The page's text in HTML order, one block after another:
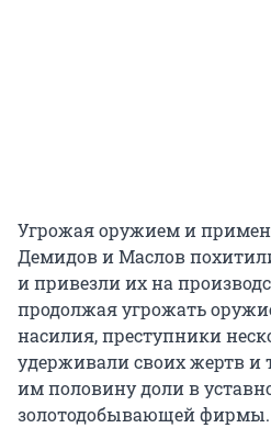
Угрожая оружием и
Демидов и Маслов
и привезли их на
продолжая угрожать
насилия, преступники
удерживали своих жертв и
им половину доли в
золотодобывающей фирмы.